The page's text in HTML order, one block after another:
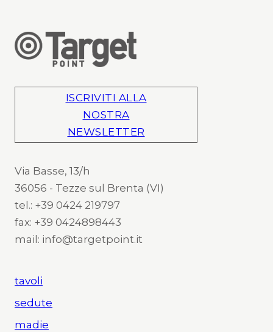
ISCRIVITI ALLA
NOSTRA
NEWSLETTER
Via Basse, 13/h
36056 - Tezze sul Brenta (VI)
tel.: +39 0424 219797
fax: +39 0424898443
mail: info@targetpoint.it
tavoli
sedute
madie